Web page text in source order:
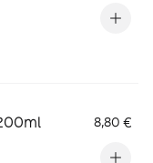
8,80 €